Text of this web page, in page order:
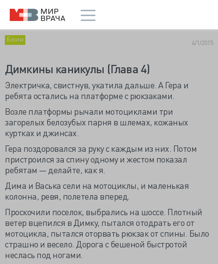
Блоги 4/1/2015
Димкины каникулы (Глава 4)
Электричка, свистнув, укатила дальше. А Гера и
ребята остались на платформе с рюкзаками.
Возле платформы рычали мотоциклами три
загорелых белозубых парня в шлемах, кожаных
куртках и джинсах.
Гера поздоровался за руку с каждым из них. Потом
пристроился за спину одному и жестом показал
ребятам — делайте, как я.
Дима и Васька сели на мотоциклы, и маленькая
колонна, ревя, полетела вперед.
Проскочили поселок, выбрались на шоссе. Плотный
ветер вцепился в Димку, пытался отодрать его от
мотоцикла, пытался оторвать рюкзак от спины. Было
страшно и весело. Дорога с бешеной быстротой
неслась под ногами.